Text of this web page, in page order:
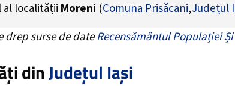
al localității Moreni (Comuna Prisăcani,Județul
drep surse de dateRecensământul Populației
dinJudețul Iași